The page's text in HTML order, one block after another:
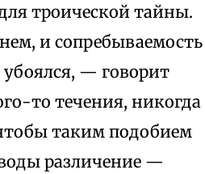
троической тайны.
и сопребываемость
убоялся, — говорит
то течения, никогда
таким подобием
различение —